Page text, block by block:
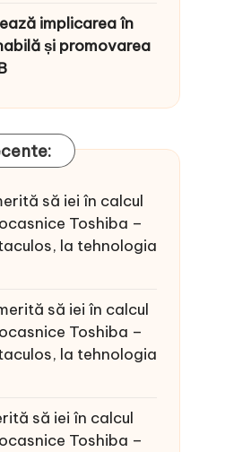
implicarea în
și promovarea
să iei în calcul
Toshiba –
la tehnologia
să iei în calcul
Toshiba –
la tehnologia
să iei în calcul
Toshiba –